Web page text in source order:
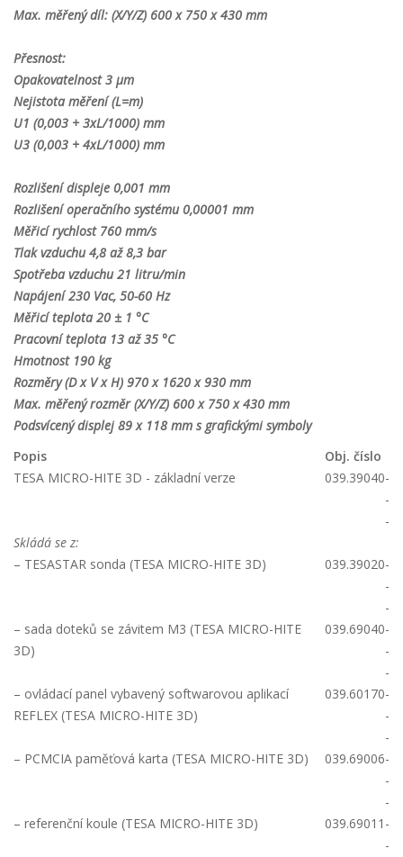
Max. měřený díl: (X/Y/Z) 600 x 750 x 430 mm
Přesnost:
Opakovatelnost 3 µm
Nejistota měření (L=m)
U1 (0,003 + 3xL/1000) mm
U3 (0,003 + 4xL/1000) mm
Rozlišení displeje 0,001 mm
Rozlišení operačního systému 0,00001 mm
Měřicí rychlost 760 mm/s
Tlak vzduchu 4,8 až 8,3 bar
Spotřeba vzduchu 21 litru/min
Napájení 230 Vac, 50-60 Hz
Měřicí teplota 20 ± 1 °C
Pracovní teplota 13 až 35 °C
Hmotnost 190 kg
Rozměry (D x V x H) 970 x 1620 x 930 mm
Max. měřený rozměr (X/Y/Z) 600 x 750 x 430 mm
Podsvícený displej 89 x 118 mm s grafickými symboly
Popis
Obj. číslo
TESA MICRO-HITE 3D - základní verze
039.39040-
-
-
Skládá se z:
– TESASTAR sonda (TESA MICRO-HITE 3D)
039.39020-
-
-
– sada doteků se závitem M3 (TESA MICRO-HITE
3D)
039.69040-
-
-
– ovládací panel vybavený softwarovou aplikací
REFLEX (TESA MICRO-HITE 3D)
039.60170-
-
-
– PCMCIA paměťová karta (TESA MICRO-HITE 3D)
039.69006-
-
-
– referenční koule (TESA MICRO-HITE 3D)
039.69011 -
-